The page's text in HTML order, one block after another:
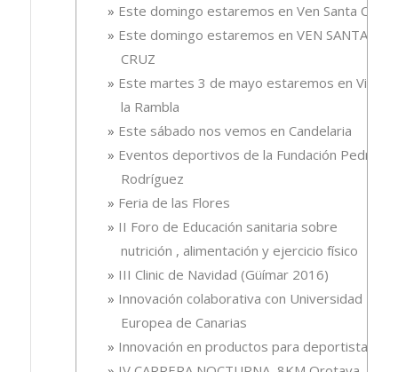
Este domingo estaremos en Ven Santa Cruz
Este domingo estaremos en VEN SANTA
CRUZ
Este martes 3 de mayo estaremos en Vive
la Rambla
Este sábado nos vemos en Candelaria
Eventos deportivos de la Fundación Pedro
Rodríguez
Feria de las Flores
II Foro de Educación sanitaria sobre
nutrición , alimentación y ejercicio físico
III Clinic de Navidad (Güímar 2016)
Innovación colaborativa con Universidad
Europea de Canarias
Innovación en productos para deportistas